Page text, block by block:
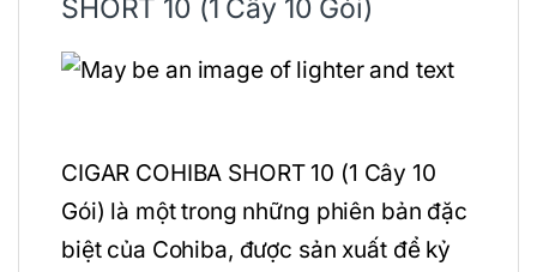
SHORT 10 (1 Cây 10 Gói)
CIGAR COHIBA SHORT 10 (1 Cây 10
Gói) là một trong những phiên bản đặc
biệt của Cohiba, được sản xuất để kỷ